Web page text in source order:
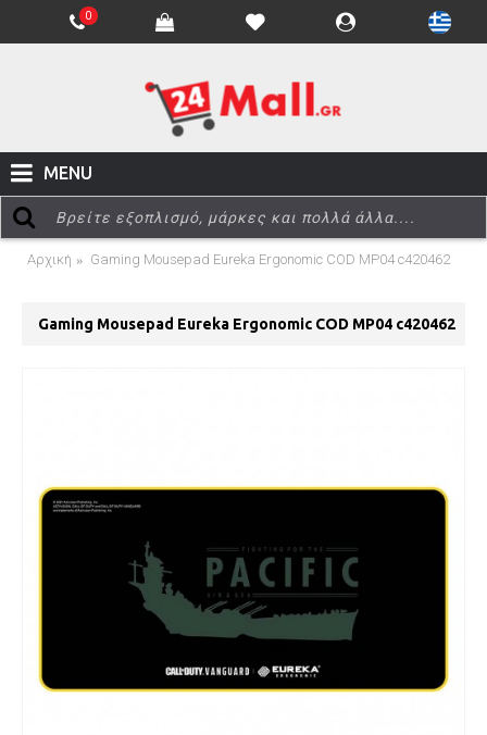
0
MENU
Αρχική Gaming Mousepad Eureka Ergonomic COD MP04 c420462
Gaming Mousepad Eureka Ergonomic COD MP04 c420462